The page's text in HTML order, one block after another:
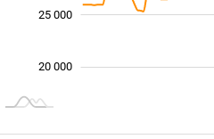
20 000
25 000